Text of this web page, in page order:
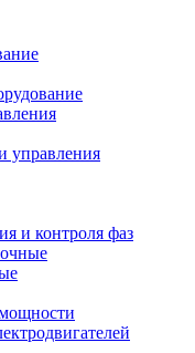
управления
и контроля фаз